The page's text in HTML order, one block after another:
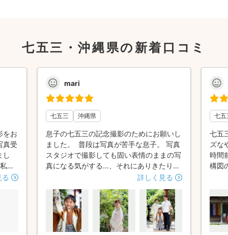
七五三・沖縄県の新着口コミ
をお
真受
し
た
も配
mari
七五三 沖縄県
息子の七五三の記念撮影のためにお願いし
ました。 普段は写真が苦手な息子。 写真
スタジオで撮影しても固い表情のままの写
真になる気がする…、それにありきたりな
写真にはしたくない、と思い切って出張カ
そして写真の雰囲気と紹介文であすかさん
にお願いすることに決めました。 当日は
あいにく土砂降りの雨でしたが、あすかさ
んは雨でも写真映えするスポットを探して
詳しく見る
七五
七五
ズな
時間
構図
ンク
見
いい